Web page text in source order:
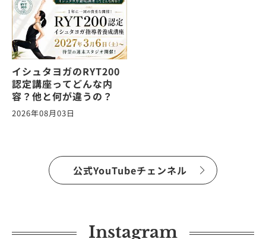
イシュタヨガのRYT200
認定講座ってどんな内
容？他と何が違うの？
2026年08月03日
公式YouTubeチェンネル
Instagram